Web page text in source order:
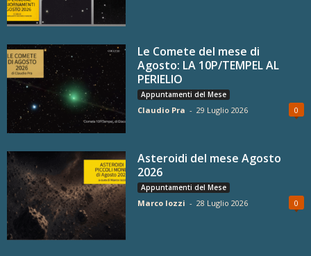
Le Comete del mese di
Agosto: LA 10P/TEMPEL AL
PERIELIO
Appuntamenti del Mese
Claudio Pra - 29 Luglio 2026 0
Asteroidi del mese Agosto
2026
Appuntamenti del Mese
Marco Iozzi - 28 Luglio 2026 0